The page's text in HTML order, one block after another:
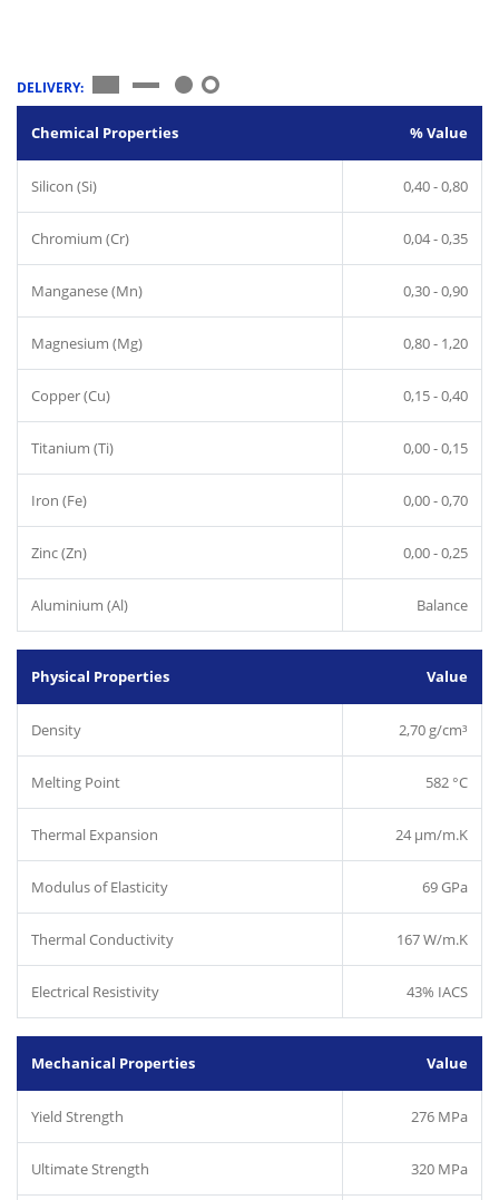
DELIVERY:
Chemical Properties % Value
Silicon (Si) 0,40 - 0,80
Chromium (Cr) 0,04 - 0,35
Manganese (Mn) 0,30 - 0,90
Magnesium (Mg) 0,80 - 1,20
Copper (Cu) 0,15 - 0,40
Titanium (Ti) 0,00 - 0,15
Iron (Fe) 0,00 - 0,70
Zinc (Zn) 0,00 - 0,25
Aluminium (Al) Balance
Physical Properties Value
Density 2,70 g/cm³
Melting Point 582 °C
Thermal Expansion 24 µm/m.K
Modulus of Elasticity 69 GPa
Thermal Conductivity 167 W/m.K
Electrical Resistivity 43% IACS
Mechanical Properties Value
Yield Strength 276 MPa
Ultimate Strength 320 MPa